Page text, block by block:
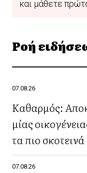
και μάθετε
Ροή
07.08.26
Καθαρμός:
μίας
τα πιο
07.08.26